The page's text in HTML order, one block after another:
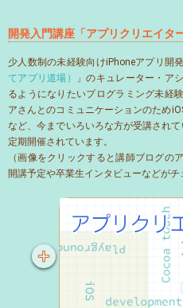
開発入門講座「アプリクリエイタ
少人数制の未経験向けiPhoneアプリ開
てアプリ道場）
」のキュレーター・ア
るようになりたいプログラミング未経
アさんとのコミュニケーションのため
など、今までいろいろな方が受講され
定期開催されています。
（画像をクリックすると講師ブログの
開講予定や卒業生インタビューなどがチ